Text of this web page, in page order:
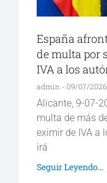
España
de multa por
IVA a los
admin 09/07/2026
Alicante, 9-07-
multa de más
eximir de IVA a
irá
Seguir Leyendo...